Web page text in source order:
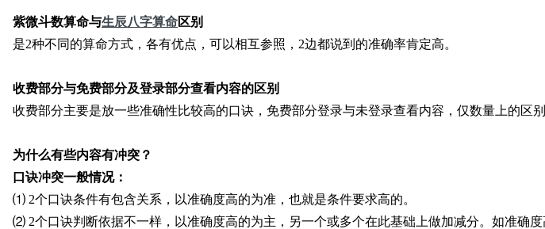
紫微斗数算命与生辰八字算命区别
是2种不同的算命方式，各有优点，可以相互参照，2边都说到的准确率肯定高。
收费部分与免费部分及登录部分查看内容的区别
收费部分主要是放一些准确性比较高的口诀，免费部分登录与未登录查看内容，仅数量上的区
为什么有些内容有冲突？
口诀冲突一般情况：
⑴ 2个口诀条件有包含关系，以准确度高的为准，也就是条件要求高的。
⑵ 2个口诀判断依据不一样，以准确度高的为主，另一个或多个在此基础上做加减分。如准确度